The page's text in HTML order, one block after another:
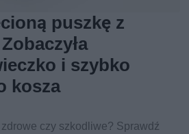
puszkę z
i szybko
kosza
czy szkodliwe? Sprawdź